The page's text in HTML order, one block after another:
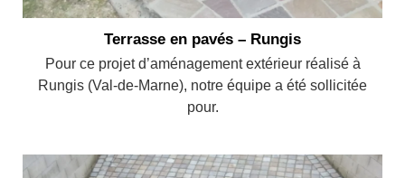
Terrasse en pavés – Rungis
Pour ce projet d’aménagement extérieur réalisé à
Rungis (Val-de-Marne), notre équipe a été sollicitée
pour.